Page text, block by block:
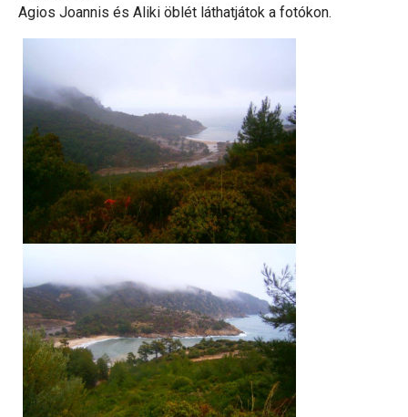
Agios Joannis és Aliki öblét láthatjátok a fotókon.